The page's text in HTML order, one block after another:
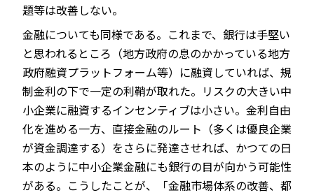
題等は改善しない。
金融についても同様である。これまで、銀行は手堅い
と思われるところ（地方政府の息のかかっている地方
政府融資プラットフォーム等）に融資していれば、規
制金利の下で一定の利鞘が取れた。リスクの大きい中
小企業に融資するインセンティブは小さい。金利自由
化を進める一方、直接金融のルート（多くは優良企業
が資金調達する）をさらに発達させれば、かつての日
本のように中小企業金融にも銀行の目が向かう可能性
がある。こうしたことが、「金融市場体系の改善、都